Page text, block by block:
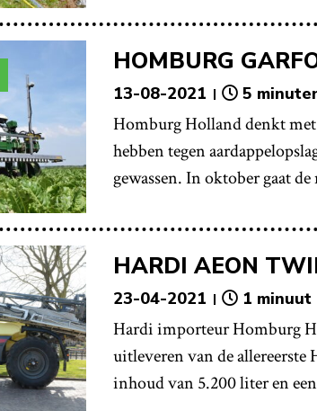
HOMBURG
13-08-2021 5
Homburg Holland denkt
hebben tegen
gewassen. In oktober gaat
HARDI AEON
23-04-2021 1 minuut
Hardi importeur Homburg
uitleveren van de
inhoud van 5.200 liter en